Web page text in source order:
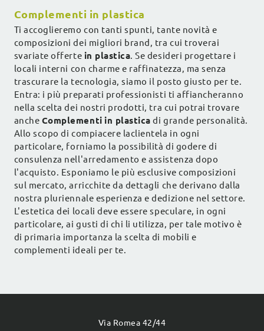
Complementi in plastica
Ti accoglieremo con tanti spunti, tante novità e
composizioni dei migliori brand, tra cui troverai
svariate offerte in plastica. Se desideri progettare i
locali interni con charme e raffinatezza, ma senza
trascurare la tecnologia, siamo il posto giusto per te.
Entra: i più preparati professionisti ti affiancheranno
nella scelta dei nostri prodotti, tra cui potrai trovare
anche Complementi in plastica di grande personalità.
Allo scopo di compiacere laclientela in ogni
particolare, forniamo la possibilità di godere di
consulenza nell'arredamento e assistenza dopo
l'acquisto. Esponiamo le più esclusive composizioni
sul mercato, arricchite da dettagli che derivano dalla
nostra pluriennale esperienza e dedizione nel settore.
L'estetica dei locali deve essere speculare, in ogni
particolare, ai gusti di chi li utilizza, per tale motivo è
di primaria importanza la scelta di mobili e
complementi ideali per te.
Via Romea 42/44